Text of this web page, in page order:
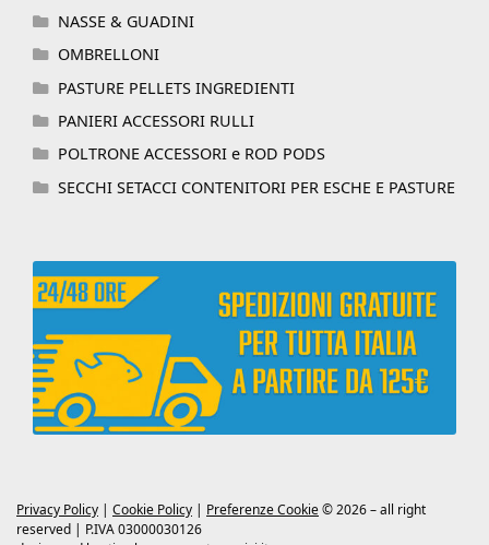
NASSE & GUADINI
OMBRELLONI
PASTURE PELLETS INGREDIENTI
PANIERI ACCESSORI RULLI
POLTRONE ACCESSORI e ROD PODS
SECCHI SETACCI CONTENITORI PER ESCHE E PASTURE
Privacy Policy | Cookie Policy | Preferenze Cookie© 2026 – all right
reserved | P.IVA 03000030126